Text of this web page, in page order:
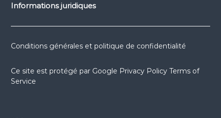
Informations juridiques
Conditions générales et politique de confidentialité
Ce site est protégé par Google Privacy Policy Terms of
Service